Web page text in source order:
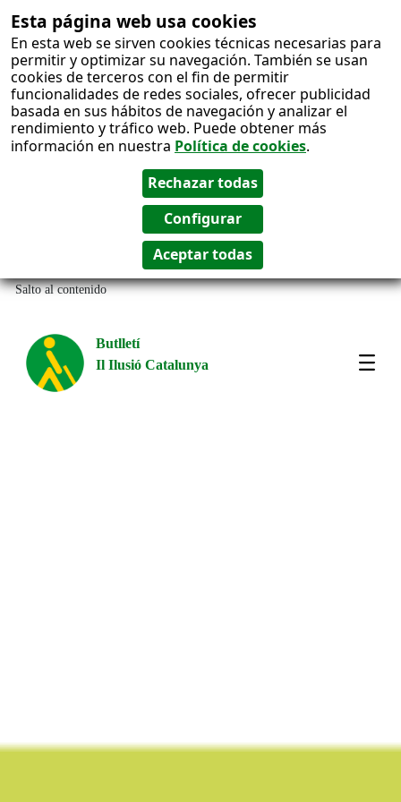
Esta página web usa cookies
En esta web se sirven cookies técnicas necesarias para
permitir y optimizar su navegación. También se usan
cookies de terceros con el fin de permitir
funcionalidades de redes sociales, ofrecer publicidad
basada en sus hábitos de navegación y analizar el
rendimiento y tráfico web. Puede obtener más
información en nuestra Política de cookies.
Salto al contenido
Butlletí
Il Ilusió Catalunya